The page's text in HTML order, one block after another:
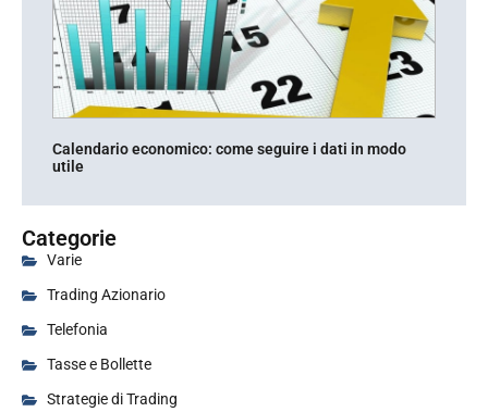
Calendario economico: come seguire i dati in modo
utile
Categorie
Varie
Trading Azionario
Telefonia
Tasse e Bollette
Strategie di Trading